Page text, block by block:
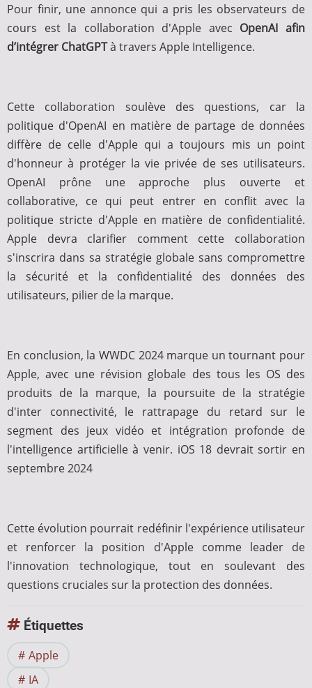
Pour finir, une annonce qui a pris les observateurs de
cours est la collaboration d'Apple avec OpenAI afin
d’intégrer ChatGPTà travers Apple Intelligence.
Cette collaboration soulève des questions, car la
politique d'OpenAI en matière de partage de données
diffère de celle d'Apple qui a toujours mis un point
d'honneur à protéger la vie privée de ses utilisateurs.
OpenAI prône une approche plus ouverte et
collaborative, ce qui peut entrer en conflit avec la
politique stricte d'Apple en matière de confidentialité.
Apple devra clarifier comment cette collaboration
s'inscrira dans sa stratégie globale sans compromettre
la sécurité et la confidentialité des données des
utilisateurs, pilier de la marque.
En conclusion, la WWDC 2024 marque un tournant pour
Apple, avec une révision globale des tous les OS des
produits de la marque, la poursuite de la stratégie
d'inter connectivité, le rattrapage du retard sur le
segment des jeux vidéo et intégration profonde de
l'intelligence artificielle à venir. iOS 18 devrait sortir en
septembre 2024
Cette évolution pourrait redéfinir l'expérience utilisateur
et renforcer la position d'Apple comme leader de
l'innovation technologique, tout en soulevant des
questions cruciales sur la protection des données.
Étiquettes
Apple
IA